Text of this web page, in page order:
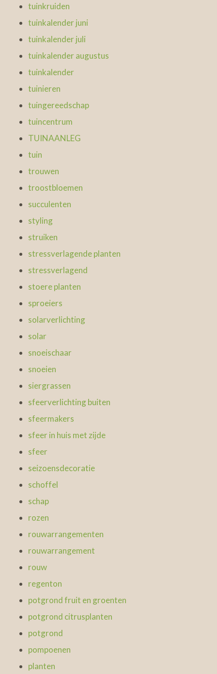
tuinkruiden
tuinkalender juni
tuinkalender juli
tuinkalender augustus
tuinkalender
tuinieren
tuingereedschap
tuincentrum
TUINAANLEG
tuin
trouwen
troostbloemen
succulenten
styling
struiken
stressverlagende planten
stressverlagend
stoere planten
sproeiers
solarverlichting
solar
snoeischaar
snoeien
siergrassen
sfeerverlichting buiten
sfeermakers
sfeer in huis met zijde
sfeer
seizoensdecoratie
schoffel
schap
rozen
rouwarrangementen
rouwarrangement
rouw
regenton
potgrond fruit en groenten
potgrond citrusplanten
potgrond
pompoenen
planten